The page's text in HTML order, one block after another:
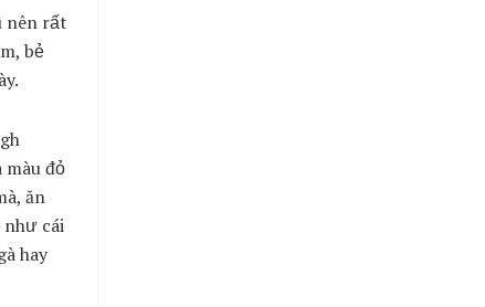
nên rất
bẻ
màu đỏ
ăn
như cái
hay